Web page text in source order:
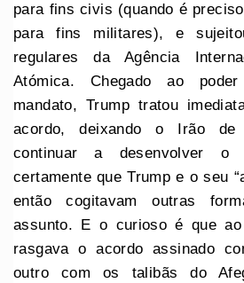
para fins civis (quando é
para fins militares), e
regulares da Agência
Atómica. Chegado ao
mandato, Trump tratou
acordo, deixando o Irão
continuar a desenvolver o
certamente que Trump e o seu
então cogitavam outras
assunto. E o curioso é que
rasgava o acordo assinado
outro com os talibãs do